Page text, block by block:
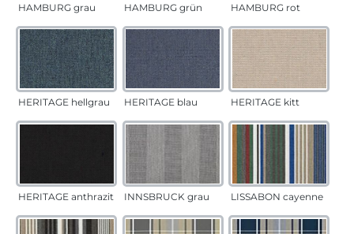
HAMBURG grau HAMBURG grün HAMBURG rot
HERITAGE hellgrau HERITAGE blau HERITAGE kitt
HERITAGE anthrazit INNSBRUCK grau LISSABON cayenne